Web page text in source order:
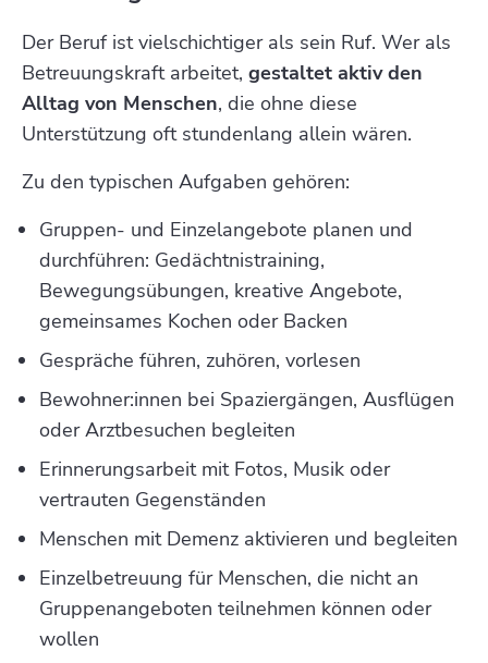
Der Beruf ist vielschichtiger als sein Ruf. Wer als
Betreuungskraft arbeitet, gestaltet aktiv den
Alltag von Menschen, die ohne diese
Unterstützung oft stundenlang allein wären.
Zu den typischen Aufgaben gehören:
Gruppen- und Einzelangebote planen und
durchführen: Gedächtnistraining,
Bewegungsübungen, kreative Angebote,
gemeinsames Kochen oder Backen
Gespräche führen, zuhören, vorlesen
Bewohner:innen bei Spaziergängen, Ausflügen
oder Arztbesuchen begleiten
Erinnerungsarbeit mit Fotos, Musik oder
vertrauten Gegenständen
Menschen mit Demenz aktivieren und begleiten
Einzelbetreuung für Menschen, die nicht an
Gruppenangeboten teilnehmen können oder
wollen